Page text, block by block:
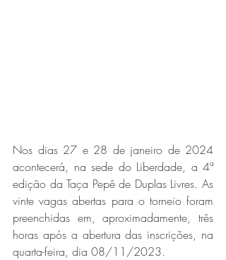
Nos dias 27 e 28 de janeiro de 2024
acontecerá, na sede do Liberdade, a 4ª
edição da Taça Pepê de Duplas Livres. As
vinte vagas abertas para o torneio foram
preenchidas em, aproximadamente, três
horas após a abertura das inscrições, na
quarta-feira, dia 08/11/2023.